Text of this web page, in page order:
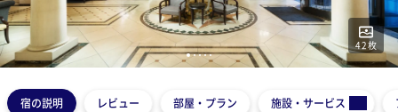
42枚
12345
宿の説明 レビュー 部屋・プラン 施設・サービス